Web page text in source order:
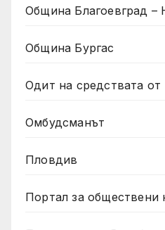
Община Благоевград –
Община Бургас
Одит на средствата
Омбудсманът
Пловдив
Портал за обществени